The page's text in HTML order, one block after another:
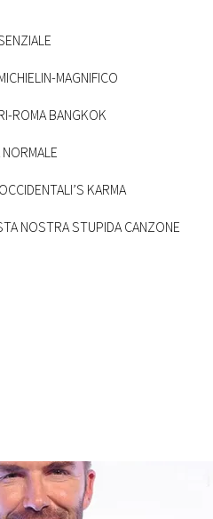
MAGNIFICO
ROMA BANGKOK
KARMA
NOSTRA STUPIDA CANZONE